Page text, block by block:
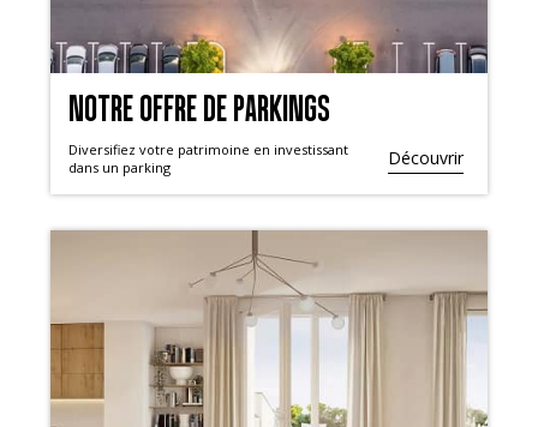
NOTRE OFFRE DE PARKINGS
Diversifiez votre patrimoine en investissant
dans un parking
Découvrir